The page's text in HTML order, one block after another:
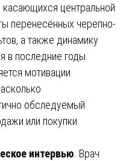
центральной
перенесённых черепно-
а также динамику
в последние годы.
мотивации
обследуемый
или покупки
интервью . Врач